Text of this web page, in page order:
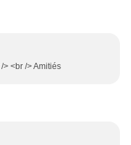
<br /> Amitiés